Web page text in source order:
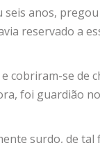
seis anos,
reservado a
cobriram-se de
foi guardião
surdo, de tal